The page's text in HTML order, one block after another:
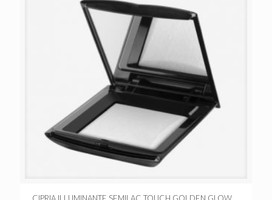
CIPRIA ILLUMINANTE SEMILAC TOUCH GOLDEN GLOW